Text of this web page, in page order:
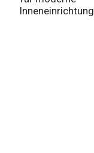
Inneneinrichtung